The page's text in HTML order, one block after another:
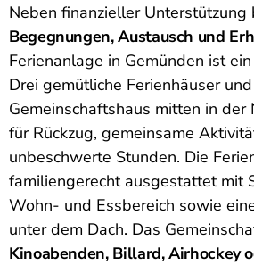
Neben finanzieller
Begegnungen, Austausch und
Ferienanlage in Gemünden ist
Drei gemütliche Ferienhäuser
Gemeinschaftshaus mitten in der
für Rückzug, gemeinsame
unbeschwerte Stunden. Die
familiengerecht ausgestattet mit
Wohn- und Essbereich sowie
unter dem Dach. Das
Kinoabenden, Billard, Airhockey